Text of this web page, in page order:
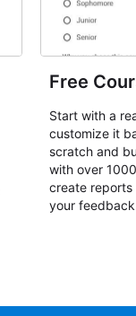
Free
Start with a
customize it
scratch and
with over
create reports
your